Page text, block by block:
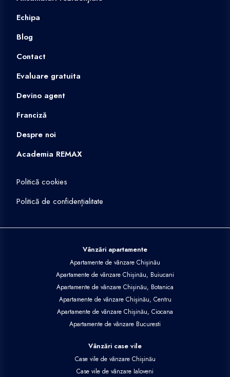
Echipa
Blog
Contact
Evaluare gratuita
Devino agent
Franciză
Despre noi
Academia REMAX
Politică cookies
Politică de confidențialitate
Vânzări apartamente
Apartamente de vânzare Chișinău
Apartamente de vânzare Chișinău, Buiucani
Apartamente de vânzare Chișinău, Botanica
Apartamente de vânzare Chișinău, Centru
Apartamente de vânzare Chișinău, Ciocana
Apartamente de vânzare Bucuresti
Vânzări case vile
Case vile de vânzare Chișinău
Case vile de vânzare Ialoveni